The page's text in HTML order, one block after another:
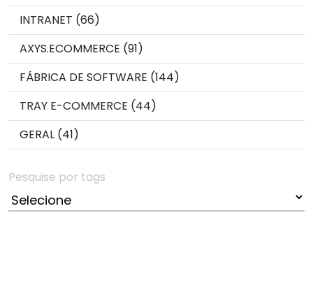
INTRANET (66)
AXYS.ECOMMERCE (91)
FÁBRICA DE SOFTWARE (144)
TRAY E-COMMERCE (44)
GERAL (41)
Pesquise por tags